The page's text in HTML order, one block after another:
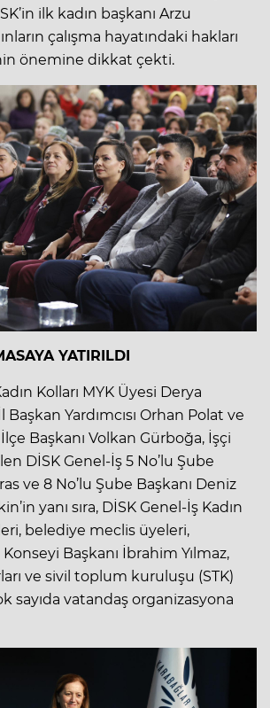
ilk kadın başkanı Arzu
çalışma hayatındaki hakları
önemine dikkat çekti.
YATIRILDI
Kolları MYK Üyesi Derya
Başkan Yardımcısı Orhan Polat ve
Başkanı Volkan Gürboğa, İşçi
DİSK Genel-İş 5 No’lu Şube
ve 8 No’lu Şube Başkanı Deniz
yanı sıra, DİSK Genel-İş Kadın
belediye meclis üyeleri,
Başkanı İbrahim Yılmaz,
ve sivil toplum kuruluşu (STK)
sayıda vatandaş organizasyona